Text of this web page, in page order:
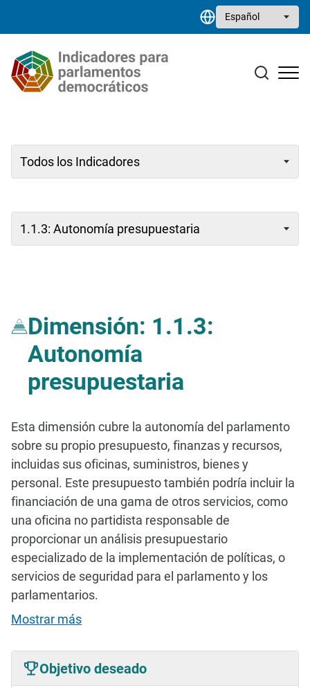
Select your language
Biblioteca de recursos
Contacto
Dimensión: 1.1.3:
Autonomía
presupuestaria
Esta dimensión cubre la autonomía del parlamento
sobre su propio presupuesto, finanzas y recursos,
incluidas sus oficinas, suministros, bienes y
personal. Este presupuesto también podría incluir la
financiación de una gama de otros servicios, como
una oficina no partidista responsable de
proporcionar un análisis presupuestario
especializado de la implementación de políticas, o
servicios de seguridad para el parlamento y los
parlamentarios.
Mostrar más
Objetivo deseado